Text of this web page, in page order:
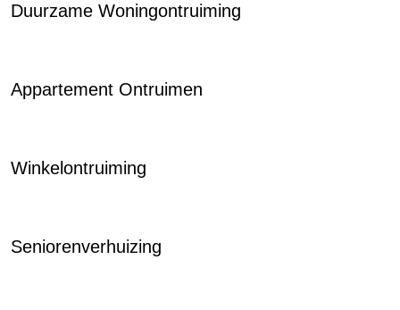
Duurzame Woningontruiming
Appartement Ontruimen
Winkelontruiming
Seniorenverhuizing